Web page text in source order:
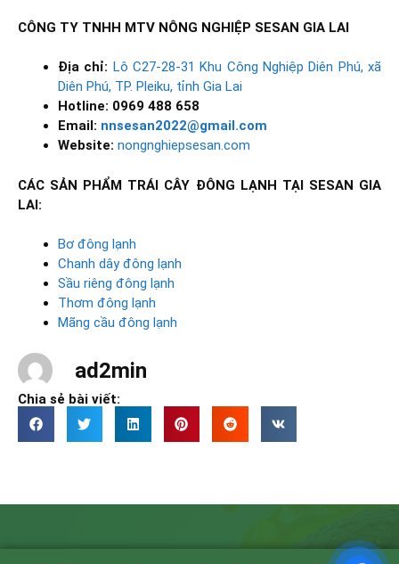
CÔNG TY TNHH MTV NÔNG NGHIỆP SESAN GIA LAI
Địa chỉ: Lô C27-28-31 Khu Công Nghiệp Diên Phú, xã
Diên Phú, TP. Pleiku, tỉnh Gia Lai
Hotline: 0969 488 658
Email: nnsesan2022@gmail.com
Website: nongnghiepsesan.com
CÁC SẢN PHẨM TRÁI CÂY ĐÔNG LẠNH TẠI SESAN GIA
LAI:
Bơ đông lạnh
Chanh dây đông lạnh
Sầu riêng đông lạnh
Thơm đông lạnh
Mãng cầu đông lạnh
ad2min
Chia sẻ bài viết: